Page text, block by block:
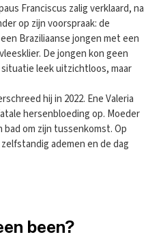
Franciscus zalig verklaard, na
op zijn voorspraak: de
Braziliaanse jongen met een
De jongen kon geen
leek uitzichtloos, maar
hij in 2022. Ene Valeria
hersenbloeding op. Moeder
bad om zijn tussenkomst. Op
ademen en de dag
been?